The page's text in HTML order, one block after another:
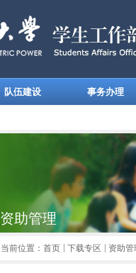
队伍建设 事务办理
资助管理
当前位置： 首页 下载专区 资助管